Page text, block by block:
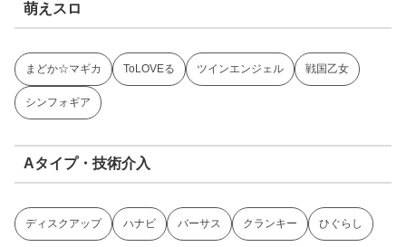
萌えスロ
まどか☆マギカ ToLOVEる ツインエンジェル 戦国乙女
シンフォギア
Aタイプ・技術介入
ディスクアップ ハナビ バーサス クランキー ひぐらし